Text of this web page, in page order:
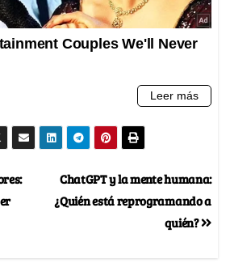
ChatGPT y la mente humana:
¿Quién está reprogramando a
quién?